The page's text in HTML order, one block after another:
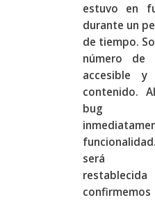
estuvo en
durante un
de tiempo.
número de
accesible
contenido.
bug
será